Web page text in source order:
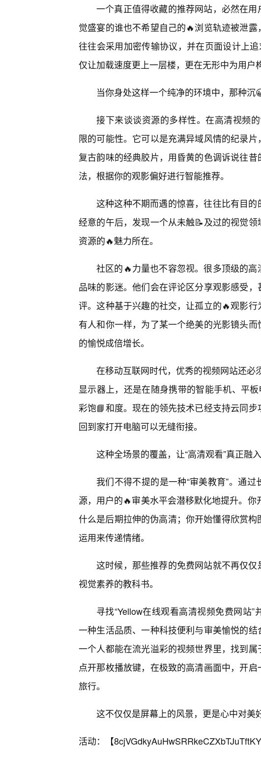
一个真正值得收藏的推荐网站，必然在
觉盛宴的谁也不希望自己的🔥浏览轨迹被泄
往往会采用加密传输协议，并在页面设计上
仅让加载速度更上一层楼，更在无形中为用户
当你身处这样一个纯净的环境中，那种沉
接下来谈谈资源的多样性。在高清视频
限的可能性。它可以是充满异域风情的纪录
复古韵味的经典胶片，用昏黄的色调诉说往
法，根据你的观影偏好进行智能推荐。
这种这种不期而遇的惊喜，往往比有目
经意的午后，发现一个从未触📝及过的视觉
资源的🔥魅力所在。
社区的🔥力量也不容忽视。很多顶级的
品味的影迷。他们会在评论区分享观影感受
评。这种基于兴趣的社交，让孤立的🔥观影
有人和你一样，为了某一个绝美的光影镜头
的愉悦成倍增长。
在移动互联网时代，优秀的视频网站还
显示器上，还是在随身携带的智能手机、平
彩饱📘和度。现在的领先技术已经支持云同步
回到家打开电脑可以无缝衔接。
这种全场景的覆盖，让“高清观看”真正融
我们不得不提的是一种“审美教育”。通
源，用户的🔥审美水平会潜移默化地提升。你
什么是后期拉伸的伪高清；你开始懂得欣赏
运用来传递情绪。
这时候，那些推荐的免费网站就不再仅
视觉素养的教科书。
寻找“Yellow在线观看高清视频免费网站
一种生活品质、一种科技便利与审美愉悦的
一个人都能在流光溢彩的视频世界里，找到属
点开那枚播放键，在极致的高清画面中，开
旅行。
这不仅仅是屏幕上的风景，更是心中对美
活动：【